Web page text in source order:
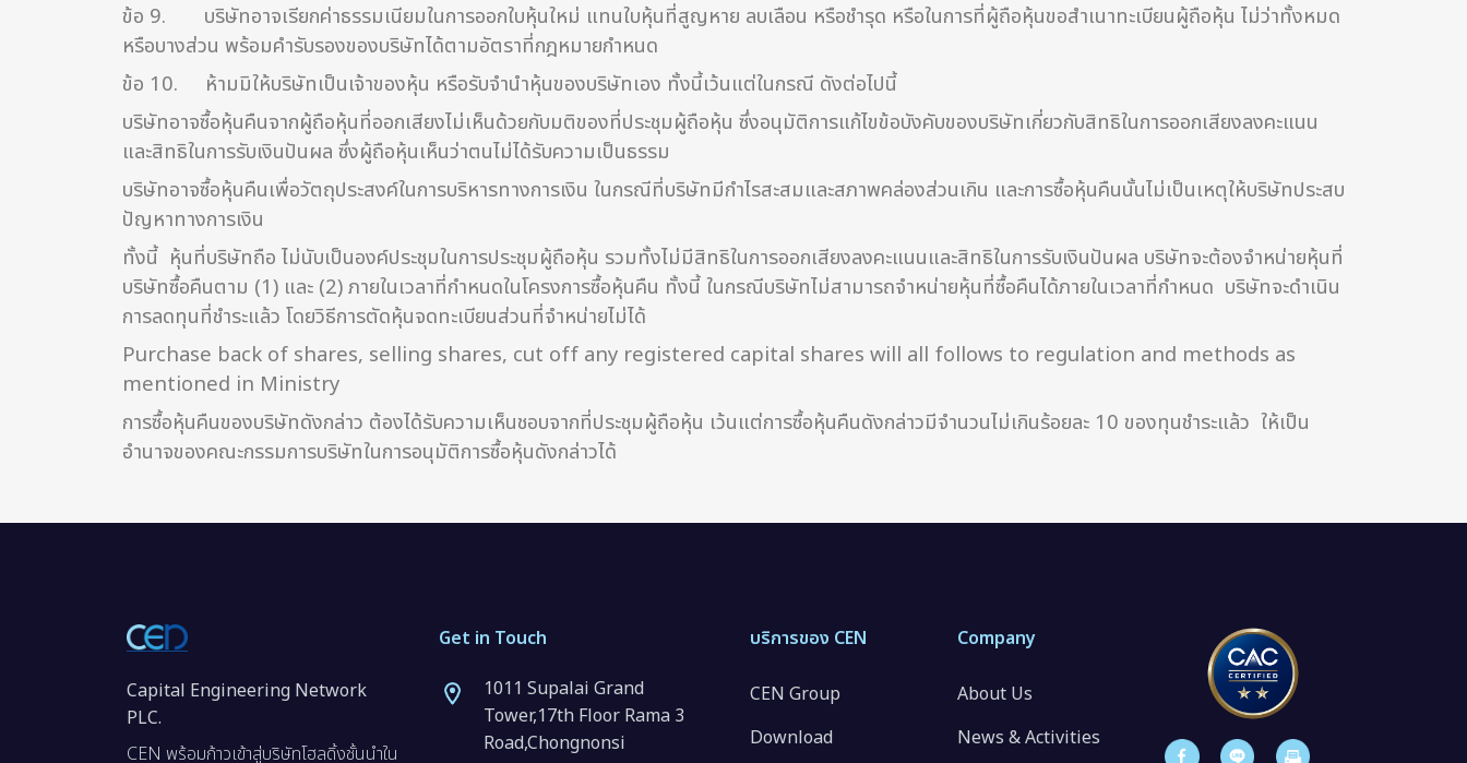
ข้อ 9. บริษัทอาจเรียกค่าธรรมเนียมในการออกใบหุ้นใหม่ แทนใบหุ้นที่สูญหาย ลบเลือน หรือชำรุด หรือในการที่ผู้ถือหุ้นขอสำเนาทะเบียนผู้ถือหุ้น ไม่ว่าทั้งหมด
หรือบางส่วน พร้อมคำรับรองของบริษัทได้ตามอัตราที่กฎหมายกำหนด
ข้อ 10. ห้ามมิให้บริษัทเป็นเจ้าของหุ้น หรือรับจำนำหุ้นของบริษัทเอง ทั้งนี้เว้นแต่ในกรณี ดังต่อไปนี้
บริษัทอาจซื้อหุ้นคืนจากผู้ถือหุ้นที่ออกเสียงไม่เห็นด้วยกับมติของที่ประชุมผู้ถือหุ้น ซึ่งอนุมัติการแก้ไขข้อบังคับของบริษัทเกี่ยวกับสิทธิในการออกเสียงลงคะแนน
และสิทธิในการรับเงินปันผล ซึ่งผู้ถือหุ้นเห็นว่าตนไม่ได้รับความเป็นธรรม
บริษัทอาจซื้อหุ้นคืนเพื่อวัตถุประสงค์ในการบริหารทางการเงิน ในกรณีที่บริษัทมีกำไรสะสมและสภาพคล่องส่วนเกิน และการซื้อหุ้นคืนนั้นไม่เป็นเหตุให้บริษัทประสบ
ปัญหาทางการเงิน
ทั้งนี้ หุ้นที่บริษัทถือ ไม่นับเป็นองค์ประชุมในการประชุมผู้ถือหุ้น รวมทั้งไม่มีสิทธิในการออกเสียงลงคะแนนและสิทธิในการรับเงินปันผล บริษัทจะต้องจำหน่ายหุ้นที่
บริษัทซื้อคืนตาม (1) และ (2) ภายในเวลาที่กำหนดในโครงการซื้อหุ้นคืน ทั้งนี้ ในกรณีบริษัทไม่สามารถจำหน่ายหุ้นที่ซื้อคืนได้ภายในเวลาที่กำหนด บริษัทจะดำเนิน
การลดทุนที่ชำระแล้ว โดยวิธีการตัดหุ้นจดทะเบียนส่วนที่จำหน่ายไม่ได้
Purchase back of shares, selling shares, cut off any registered capital shares will all follows to regulation and methods as
mentioned in Ministry
การซื้อหุ้นคืนของบริษัทดังกล่าว ต้องได้รับความเห็นชอบจากที่ประชุมผู้ถือหุ้น เว้นแต่การซื้อหุ้นคืนดังกล่าวมีจำนวนไม่เกินร้อยละ 10 ของทุนชำระแล้ว ให้เป็น
อำนาจของคณะกรรมการบริษัทในการอนุมัติการซื้อหุ้นดังกล่าวได้
Capital Engineering Network
PLC.
CEN พร้อมก้าวเข้าสู่บริษัทโฮลดิ้งชั้นนำใน
Get in Touch
1011 Supalai Grand
Tower,17th Floor Rama 3
Road,Chongnonsi
บริการของ CEN
CEN Group
Download
Company
About Us
News & Activities